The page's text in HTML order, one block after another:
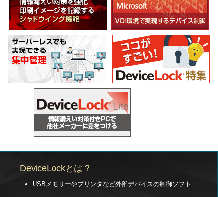
DeviceLockとは？
USBメモリーやプリンタなど外部デバイスの制御ソフト